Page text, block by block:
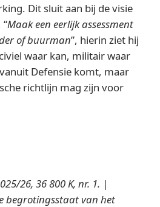
Dit sluit aan bij de visie
Maak een eerlijk assessment
of buurman”, hierin ziet hij
waar kan, militair waar
Defensie komt, maar
richtlijn mag zijn voor
26, 36 800 K, nr. 1. |
begrotingsstaat van het